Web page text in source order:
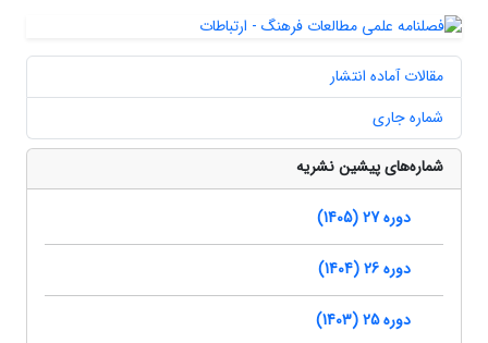
مقالات آماده انتشار
شماره جاری
شماره‌های پیشین نشریه
دوره 27 (1405)
دوره 26 (1404)
دوره 25 (1403)